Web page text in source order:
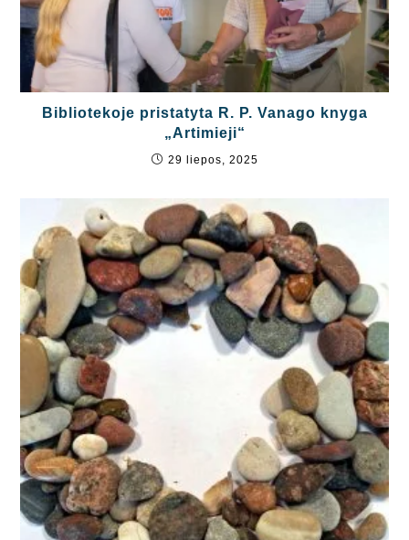
Bibliotekoje pristatyta R. P. Vanago knyga
„Artimieji“
29 liepos, 2025